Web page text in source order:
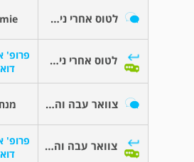
לטוס אחרי ניתוח צווארי בקרוטיד
לטוס אחרי ניתוח צווארי בקרוטיד
פרופ'
צוואר עבה והשפעה על הנשימה
צוואר עבה והשפעה על הנשימה
פרופ'